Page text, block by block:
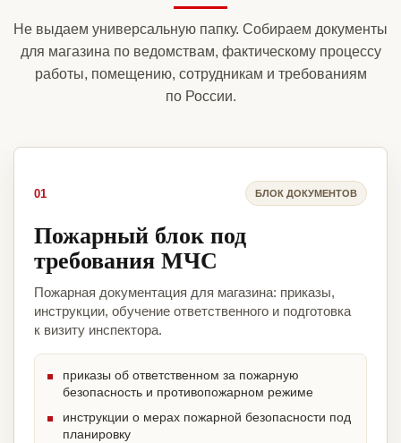
Не выдаем универсальную папку. Собираем документы
для магазина по ведомствам, фактическому процессу
работы, помещению, сотрудникам и требованиям
по России.
01 БЛОК ДОКУМЕНТОВ
Пожарный блок под
требования МЧС
Пожарная документация для магазина: приказы,
инструкции, обучение ответственного и подготовка
к визиту инспектора.
приказы об ответственном за пожарную
безопасность и противопожарном режиме
инструкции о мерах пожарной безопасности под
планировку